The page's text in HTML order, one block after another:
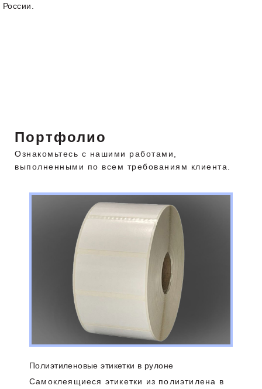
России.
Портфолио
Ознакомьтесь с нашими работами,
выполненными по всем требованиям клиента.
Полиэтиленовые этикетки в рулоне
Самоклеящиеся этикетки из полиэтилена в